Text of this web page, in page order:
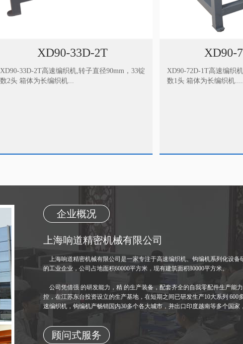
XD90-72D-1T
XD90-72D-1T高速编织机,转子直径90mm，72锭
数1头 箱体为长编织机....
XD90-
XD90-80D-1T高速编织
数1头 箱体为长编织机...
企业概况
上海响道精密机械有限公司
上海响道精密机械有限公司是一家专注于高速编织机、钩编机系列化设备
的工业企业，公司占地面积60000平方米，现有建筑面积80000平方米。
公司凭借强 的研发能力，精 的生产装备，配套齐全的自我零配件生产能
控，在江苏东台投资设立的生产基地，在短期之间已研发生产10大系列 600
速编织机，钩编机产畅销国内30多个各大城市，并出口印度越南等多个国家
顾问式服务